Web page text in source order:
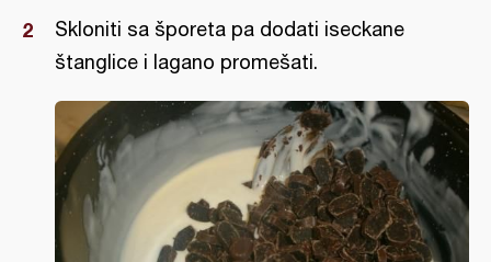
Skloniti sa šporeta pa dodati iseckane
štanglice i lagano promešati.